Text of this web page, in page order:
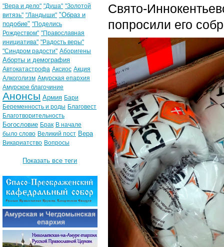
Свято-
попросили его
"Вера и дело" "Душа" "Золотой
витязь" "Ландыши" "Образ и
подобие" "Поделись
Рождеством" "Православная
инициатива" "Радость веры"
"Синдром радости" Аборигены
Аборты и демография
Автокатастрофа Аксиос Акция
Алкоголизм Амурская епархия
Амурское благочиние
Анонсы Армия Бари
Беременность и роды Благовест
Благотворительность
Богословие Брак В начале
было слово Великий пост Вера
Викариатство Вопросы
Показать все теги